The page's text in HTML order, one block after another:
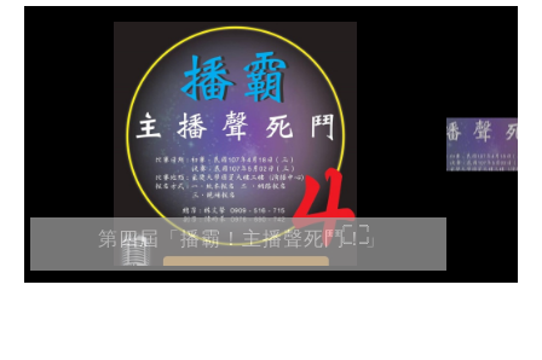
第四屆「播霸！主播聲死鬥！」